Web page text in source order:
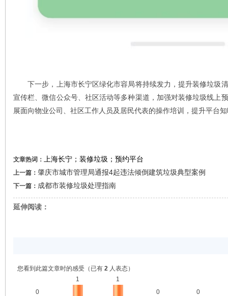
下一步，上海市长宁区绿化市容局将持续发力，提升装修垃圾
宣传栏、微信公众号、社区活动等多种渠道，加强对装修垃圾线上
展面向物业公司、社区工作人员及居民代表的操作培训，提升平台
文章热词： 上海长宁；装修垃圾；预约平台
上一篇： 肇庆市城市管理局通报4起违法倾倒建筑垃圾典型案例
下一篇： 成都市装修垃圾处理指南
延伸阅读：
您看到此篇文章时的感受 （已有 2 人表态）
0
1 1
0 0